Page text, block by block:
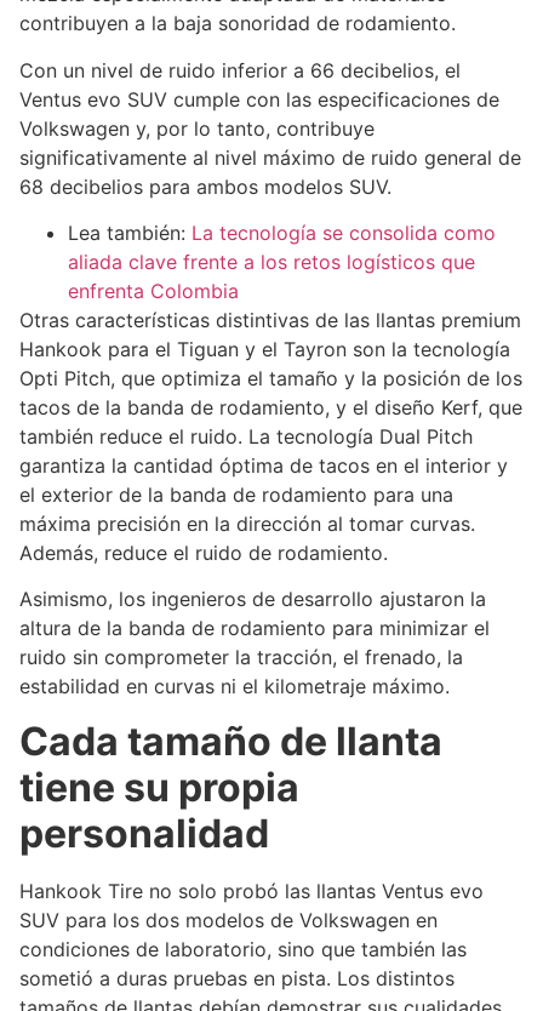
contribuyen a la baja sonoridad de rodamiento.
Con un nivel de ruido inferior a 66 decibelios, el
Ventus evo SUV cumple con las especificaciones de
Volkswagen y, por lo tanto, contribuye
significativamente al nivel máximo de ruido general de
68 decibelios para ambos modelos SUV.
Lea también: La tecnología se consolida como
aliada clave frente a los retos logísticos que
enfrenta Colombia
Otras características distintivas de las llantas premium
Hankook para el Tiguan y el Tayron son la tecnología
Opti Pitch, que optimiza el tamaño y la posición de los
tacos de la banda de rodamiento, y el diseño Kerf, que
también reduce el ruido. La tecnología Dual Pitch
garantiza la cantidad óptima de tacos en el interior y
el exterior de la banda de rodamiento para una
máxima precisión en la dirección al tomar curvas.
Además, reduce el ruido de rodamiento.
Asimismo, los ingenieros de desarrollo ajustaron la
altura de la banda de rodamiento para minimizar el
ruido sin comprometer la tracción, el frenado, la
estabilidad en curvas ni el kilometraje máximo.
Cada tamaño de llanta
tiene su propia
personalidad
Hankook Tire no solo probó las llantas Ventus evo
SUV para los dos modelos de Volkswagen en
condiciones de laboratorio, sino que también las
sometió a duras pruebas en pista. Los distintos